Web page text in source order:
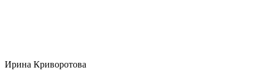
Ирина Криворотова